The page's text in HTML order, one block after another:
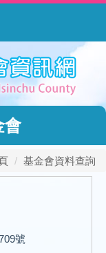
會
基金會資料查詢
號